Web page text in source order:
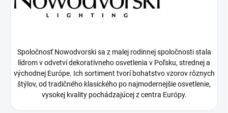
Spoločnosť Nowodvorski sa z malej rodinnej spoločnosti stala
lídrom v odvetví dekoratívneho osvetlenia v Poľsku, strednej a
východnej Európe. Ich sortiment tvorí bohatstvo vzorov rôznych
štýlov, od tradičného klasického po najmodernejšie osvetlenie,
vysokej kvality pochádzajúcej z centra Európy.